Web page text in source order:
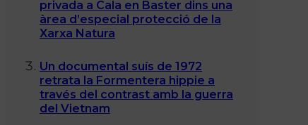
privada a Cala en Baster dins una
àrea d’especial protecció de la
Xarxa Natura
Un documental suís de 1972
retrata la Formentera hippie a
través del contrast amb la guerra
del Vietnam